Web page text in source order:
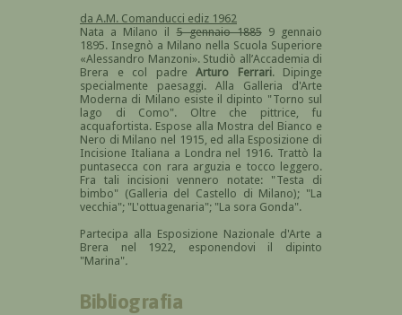
da A.M. Comanducci ediz 1962
Nata a Milano il5 gennaio 18859 gennaio
1895. Insegnò a Milano nella Scuola Superiore
«Alessandro Manzoni». Studiò all’Accademia di
Brera e col padre Arturo Ferrari. Dipinge
specialmente paesaggi. Alla Galleria d'Arte
Moderna di Milano esiste il dipinto "Torno sul
lago di Como". Oltre che pittrice, fu
acquafortista. Espose alla Mostra del Bianco e
Nero di Milano nel 1915, ed alla Esposizione di
Incisione Italiana a Londra nel 1916. Trattò la
puntasecca con rara arguzia e tocco leggero.
Fra tali incisioni vennero notate: "Testa di
bimbo" (Galleria del Castello di Milano); "La
vecchia"; "L'ottuagenaria"; "La sora Gonda".
Partecipa alla Esposizione Nazionale d'Arte a
Brera nel 1922, esponendovi il dipinto
"Marina".
Bibliografia